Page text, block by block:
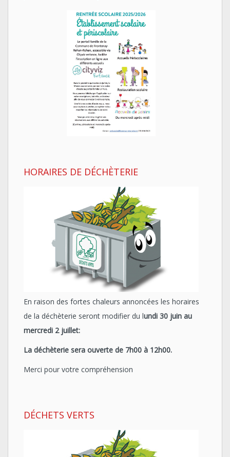
HORAIRES DE DÉCHÈTERIE
En raison des fortes chaleurs annoncées les horaires
de la déchèterie seront modifier du lundi 30 juin au
mercredi 2 juillet:
La déchèterie sera ouverte de 7h00 à 12h00.
Merci pour votre compréhension
DÉCHETS VERTS